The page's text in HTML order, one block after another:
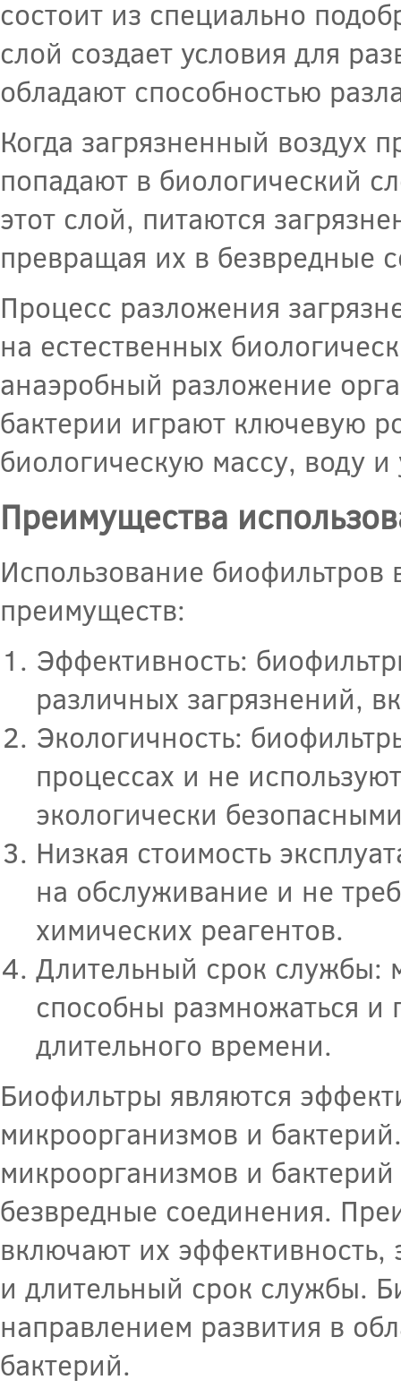
состоит из специально
слой создает условия для
обладают способностью
Когда загрязненный воздух
попадают в биологический
этот слой, питаются
превращая их в безвредные
Процесс разложения
на естественных
анаэробный разложение
бактерии играют ключевую
биологическую массу, воду и
Преимущества
Использование биофильтров
преимуществ:
Эффективность:
различных загрязнений,
Экологичность:
процессах и не
экологически
Низкая стоимость
на обслуживание и не
химических реагентов.
Длительный срок службы:
способны размножаться и
длительного времени.
Биофильтры являются
микроорганизмов и
микроорганизмов и
безвредные соединения.
включают их эффективность,
и длительный срок службы.
направлением развития в
бактерий.